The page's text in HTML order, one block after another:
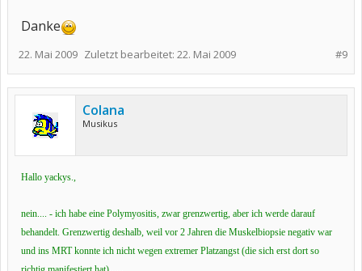
Danke
#9
22. Mai 2009 Zuletzt bearbeitet: 22. Mai 2009
Colana
Musikus
Hallo yackys.,
nein.... - ich habe eine Polymyositis, zwar grenzwertig, aber ich werde darauf
behandelt. Grenzwertig deshalb, weil vor 2 Jahren die Muskelbiopsie negativ war
und ins MRT konnte ich nicht wegen extremer Platzangst (die sich erst dort so